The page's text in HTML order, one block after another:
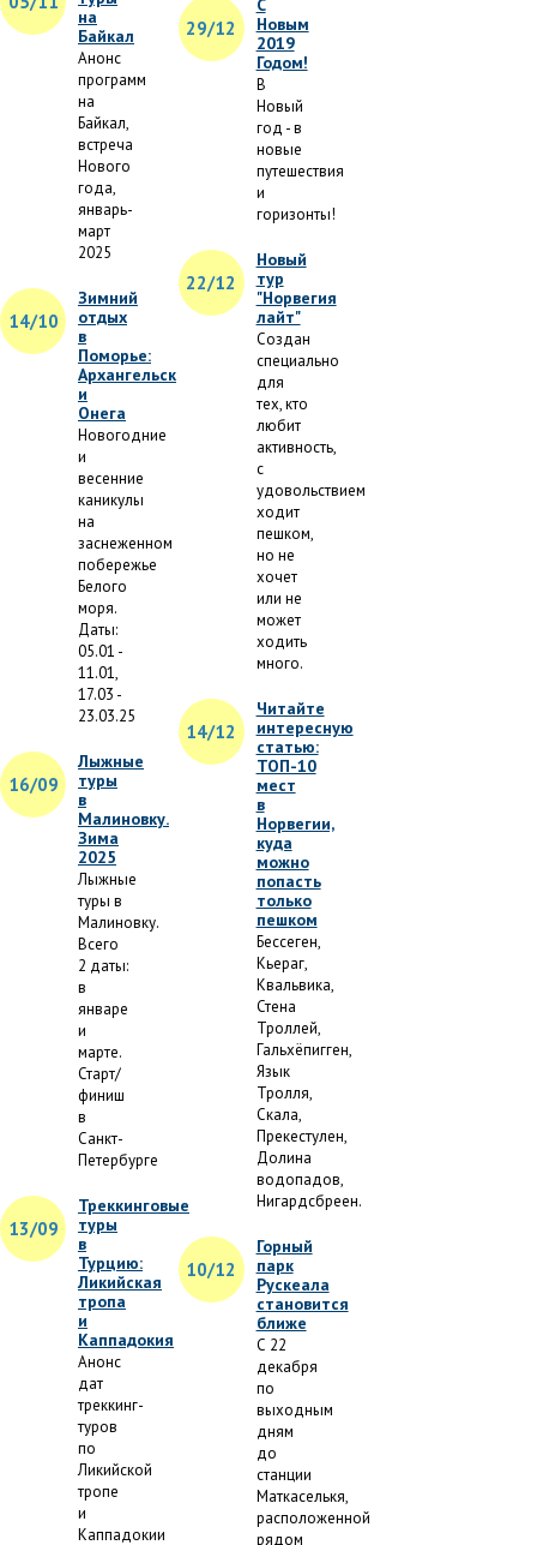
на
Байкал
Анонс
программ
на
Байкал,
встреча
Нового
года,
январь-
март
2025
14/10
Зимний
отдых
в
Поморье:
Архангельск
и
Онега
Новогодние
и
весенние
каникулы
на
заснеженном
побережье
Белого
моря.
Даты:
05.01 -
11.01,
17.03 -
23.03.25
16/09
Лыжные
туры
в
Малиновку.
Зима
2025
Лыжные
туры в
Малиновку.
Всего
2 даты:
в
январе
и
марте.
Старт/
финиш
в
Санкт-
Петербурге
13/09
Треккинговые
туры
в
Турцию:
Ликийская
тропа
и
Каппадокия
Анонс
дат
треккинг-
туров
по
Ликийской
тропе
и
Каппадокии
29/12
С
Новым
2019
Годом!
В
Новый
год - в
новые
путешествия
и
горизонты!
22/12
Новый
тур
"Норвегия
лайт"
Создан
специально
для
тех, кто
любит
активность,
с
удовольствием
ходит
пешком,
но не
хочет
или не
может
ходить
много.
14/12
Читайте
интересную
статью:
ТОП-10
мест
в
Норвегии,
куда
можно
попасть
только
пешком
Бессеген,
Кьераг,
Квальвика,
Стена
Троллей,
Гальхёпигген,
Язык
Тролля,
Скала,
Прекестулен,
Долина
водопадов,
Нигардсбреен.
10/12
Горный
парк
Рускеала
становится
ближе
С 22
декабря
по
выходным
дням
до
станции
Маткаселькя,
расположенной
рядом